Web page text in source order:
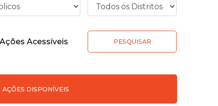
Ações Acessíveis PESQUISAR
AÇÕES DISPONÍVEIS